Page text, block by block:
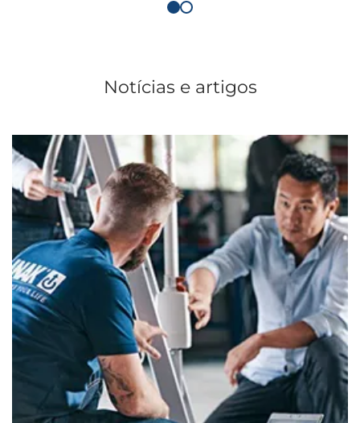
Notícias e artigos